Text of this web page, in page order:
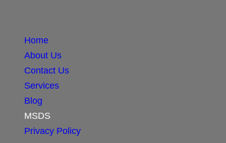
Home
About Us
Contact Us
Services
Blog
MSDS
Privacy Policy